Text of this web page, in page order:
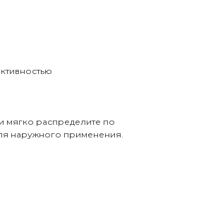
мягко распределите по
наружного применения.